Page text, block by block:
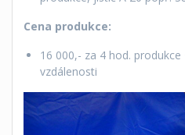
Cena produkce:
16 000,- za 4 hod.
vzdálenosti